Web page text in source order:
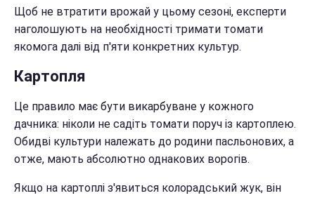
Щоб не втратити врожай у цьому сезоні, експерти
наголошують на необхідності тримати томати
якомога далі від п'яти конкретних культур.
Картопля
Це правило має бути викарбуване у кожного
дачника: ніколи не садіть томати поруч із картоплею.
Обидві культури належать до родини пасльонових, а
отже, мають абсолютно однакових ворогів.
Якщо на картоплі з'явиться колорадський жук, він